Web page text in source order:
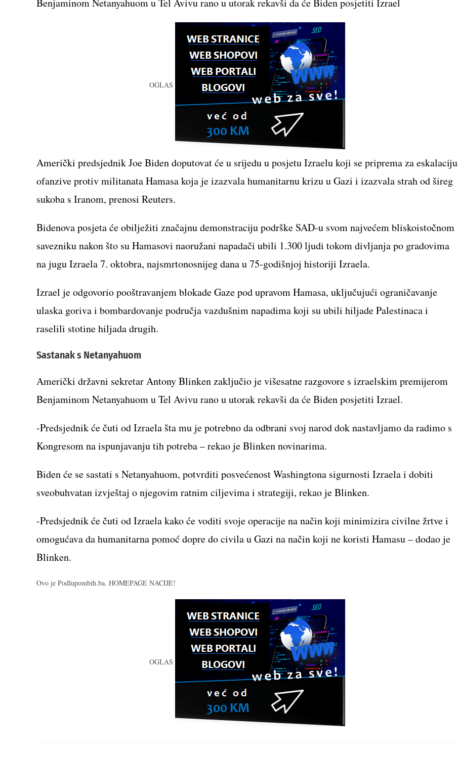
OGLAS
Američki predsjednik Joe Biden doputovat će u srijedu u posjetu Izraelu koji se priprema za eskalaciju
ofanzive protiv militanata Hamasa koja je izazvala humanitarnu krizu u Gazi i izazvala strah od šireg
sukoba s Iranom, prenosi Reuters.
Bidenova posjeta će obilježiti značajnu demonstraciju podrške SAD-u svom najvećem bliskoistočnom
savezniku nakon što su Hamasovi naoružani napadači ubili 1.300 ljudi tokom divljanja po gradovima
na jugu Izraela 7. oktobra, najsmrtonosnijeg dana u 75-godišnjoj historiji Izraela.
Izrael je odgovorio pooštravanjem blokade Gaze pod upravom Hamasa, uključujući ograničavanje
ulaska goriva i bombardovanje područja vazdušnim napadima koji su ubili hiljade Palestinaca i
raselili stotine hiljada drugih.
Sastanak s Netanyahuom
Američki državni sekretar Antony Blinken zaključio je višesatne razgovore s izraelskim premijerom
Benjaminom Netanyahuom u Tel Avivu rano u utorak rekavši da će Biden posjetiti Izrael.
-Predsjednik će čuti od Izraela šta mu je potrebno da odbrani svoj narod dok nastavljamo da radimo s
Kongresom na ispunjavanju tih potreba – rekao je Blinken novinarima.
Biden će se sastati s Netanyahuom, potvrditi posvećenost Washingtona sigurnosti Izraela i dobiti
sveobuhvatan izvještaj o njegovim ratnim ciljevima i strategiji, rekao je Blinken.
-Predsjednik će čuti od Izraela kako će voditi svoje operacije na način koji minimizira civilne žrtve i
omogućava da humanitarna pomoć dopre do civila u Gazi na način koji ne koristi Hamasu – dodao je
Blinken.
Ovo je Podlupombih.ba. HOMEPAGE NACIJE!
OGLAS